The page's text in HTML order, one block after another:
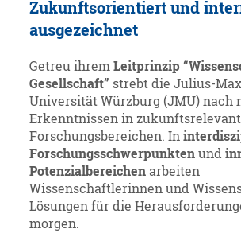
Zukunftsorientiert und
ausgezeichnet
Getreu ihremLeitprinzip
Gesellschaft” strebt die Julius-
Universität Würzburg (JMU) nach
Erkenntnissen in
Forschungsbereichen. In
Forschungsschwerpunkten und
Potenzialbereichen arbeiten
Wissenschaftlerinnen und
Lösungen für die
morgen.